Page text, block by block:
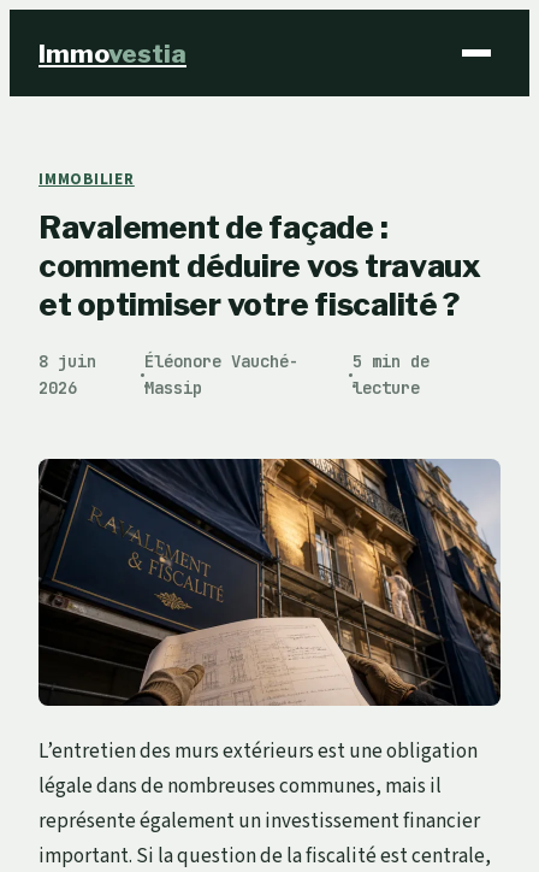
Immovestia
Immobilier
Business
Éducation & Emploi
IMMOBILIER
Ravalement de façade :
comment déduire vos travaux
et optimiser votre fiscalité ?
8 juin
2026
·
Éléonore Vauché-
Massip
·
5 min de
lecture
L’entretien des murs extérieurs est une obligation
légale dans de nombreuses communes, mais il
représente également un investissement financier
important. Si la question de la fiscalité est centrale,